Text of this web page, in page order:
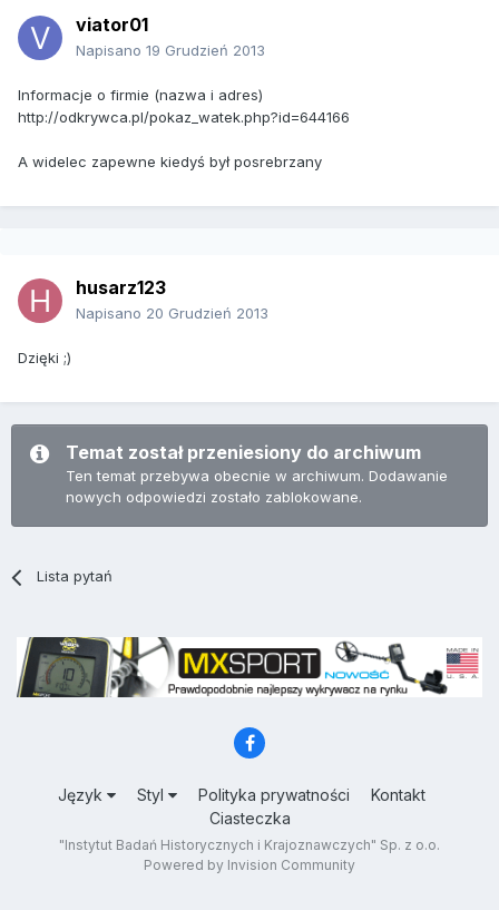
viator01
Napisano 19 Grudzień 2013
Informacje o firmie (nazwa i adres)
http://odkrywca.pl/pokaz_watek.php?id=644166
A widelec zapewne kiedyś był posrebrzany
husarz123
Napisano 20 Grudzień 2013
Dzięki ;)
Temat został przeniesiony do archiwum
Ten temat przebywa obecnie w archiwum. Dodawanie
nowych odpowiedzi zostało zablokowane.
Lista pytań
Język Styl Polityka prywatności
Kontakt
Ciasteczka
"Instytut Badań Historycznych i Krajoznawczych" Sp. z o.o.
Powered by Invision Community